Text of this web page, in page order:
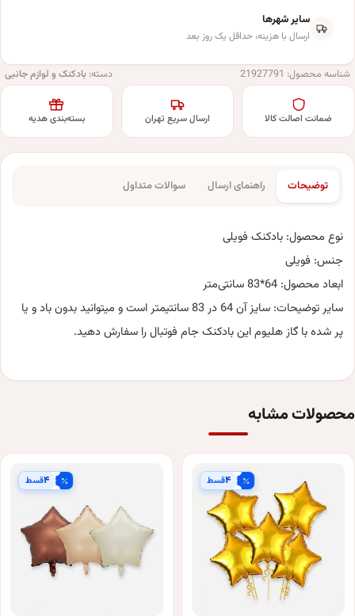
سایر شهرها
ارسال با هزینه، حداقل یک روز بعد
شناسه محصول: 21927791 دسته: بادکنک و لوازم جانبی
ضمانت اصالت کالا ارسال سریع تهران بسته‌بندی هدیه
توضیحات راهنمای ارسال سوالات متداول
نوع محصول: بادکنک فویلی
جنس: فویلی
ابعاد محصول: 64*83 سانتی‌متر
سایر توضیحات: سایز آن 64 در 83 سانتیمتر است و میتوانید بدون باد و یا
پر شده با گاز هلیوم این بادکنک جام فوتبال را سفارش دهید.
محصولات مشابه
۴قسط ۴قسط